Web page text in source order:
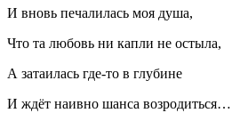
И вновь печалилась моя душа,
Что та любовь ни капли не остыла,
А затаилась где-то в глубине
И ждёт наивно шанса возродиться…